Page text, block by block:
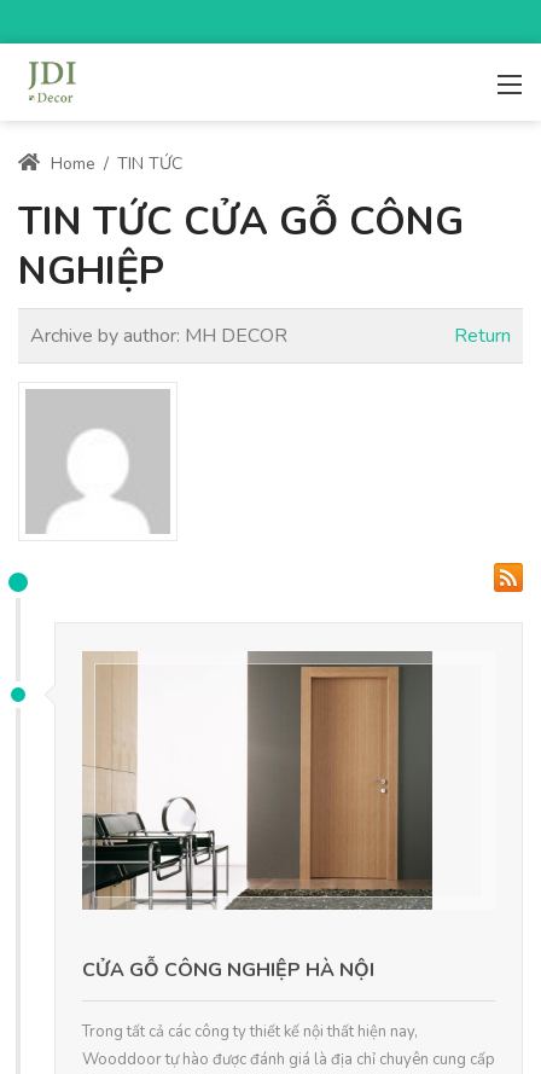
Home / TIN TỨC
TIN TỨC CỬA GỖ CÔNG
NGHIỆP
Archive by author: MH DECOR Return
CỬA GỖ CÔNG NGHIỆP HÀ NỘI
Trong tất cả các công ty thiết kế nội thất hiện nay,
Wooddoor tự hào được đánh giá là địa chỉ chuyên cung cấp